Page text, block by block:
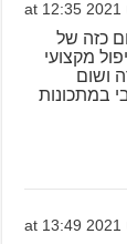
כזה של
מקצועי
ושום
במתכונות